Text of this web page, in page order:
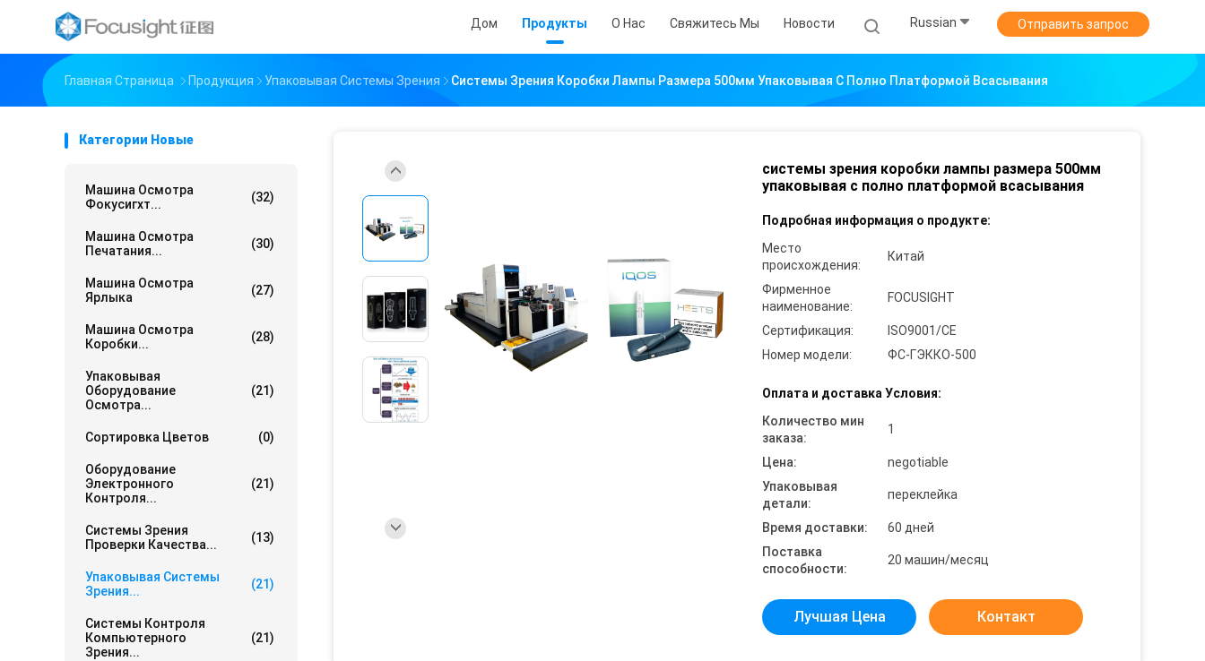
Дом Продукты О Нас Свяжитесь Мы Новости Russian Отправить запрос
Главная Страница Продукция Упаковывая Системы Зрения Системы Зрения Коробки Лампы Размера 500мм Упаковывая С Полно Платформой Всасывания
Категории Новые
Машина Осмотра
Фокусигхт...
(32)
Машина Осмотра
Печатания...
(30)
Машина Осмотра
Ярлыка
(27)
Машина Осмотра
Коробки...
(28)
Упаковывая
Оборудование
Осмотра...
(21)
Сортировка Цветов (0)
Оборудование
Электронного
Контроля...
(21)
Системы Зрения
Проверки Качества...
(13)
Упаковывая Системы
Зрения...
(21)
Системы Контроля
Компьютерного
Зрения...
(21)
системы зрения коробки лампы размера 500мм
упаковывая с полно платформой всасывания
Подробная информация о продукте:
Место
происхождения:
Китай
Фирменное
наименование:
FOCUSIGHT
Сертификация:
ISO9001/CE
Номер модели:
ФС-ГЭККО-500
Оплата и доставка Условия:
Количество мин
заказа:
1
Цена:
negotiable
Упаковывая
детали:
переклейка
Время доставки:
60 дней
Поставка
способности:
20 машин/месяц
Лучшая Цена Контакт